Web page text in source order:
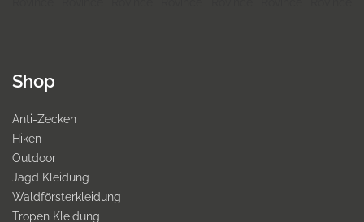
Shop
Anti-Zecken
Hiken
Outdoor
Jagd Kleidung
Waldförsterkleidung
Tropen Kleidung